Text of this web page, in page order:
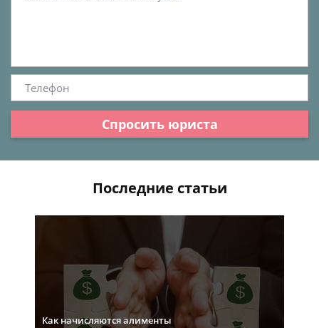
Спросить юриста
Последние статьи
Как начисляются алименты